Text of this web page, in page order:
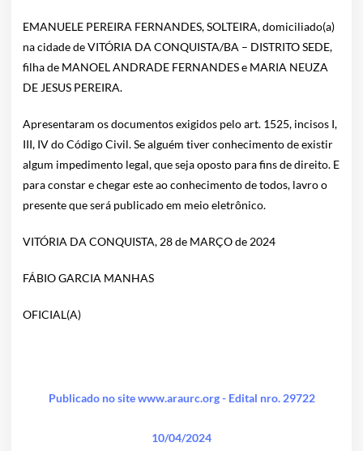
EMANUELE PEREIRA FERNANDES, SOLTEIRA, domiciliado(a)
na cidade de VITÓRIA DA CONQUISTA/BA – DISTRITO SEDE,
filha de MANOEL ANDRADE FERNANDES e MARIA NEUZA
DE JESUS PEREIRA.
Apresentaram os documentos exigidos pelo art. 1525, incisos I,
III, IV do Código Civil. Se alguém tiver conhecimento de existir
algum impedimento legal, que seja oposto para fins de direito. E
para constar e chegar este ao conhecimento de todos, lavro o
presente que será publicado em meio eletrônico.
VITÓRIA DA CONQUISTA, 28 de MARÇO de 2024
FÁBIO GARCIA MANHAS
OFICIAL(A)
Publicado no site www.araurc.org - Edital nro. 29722
10/04/2024